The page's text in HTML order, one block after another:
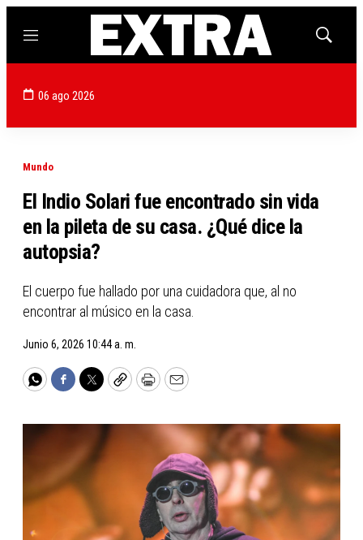
Menú
Mostrar
06 ago 2026
Mundo
El Indio Solari fue encontrado sin vida
en la pileta de su casa. ¿Qué dice la
autopsia?
El cuerpo fue hallado por una cuidadora que, al no
encontrar al músico en la casa.
Junio 6, 2026 10:44 a. m.
WhatsApp
Facebook
TwitterCopyPrintEmail